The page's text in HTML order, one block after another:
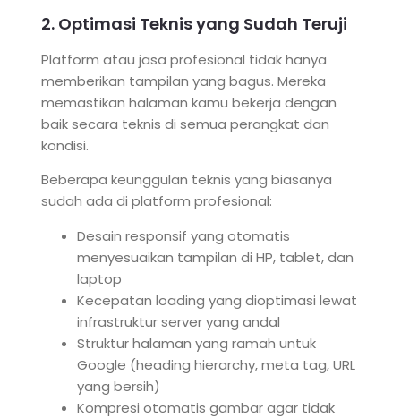
2. Optimasi Teknis yang Sudah Teruji
Platform atau jasa profesional tidak hanya
memberikan tampilan yang bagus. Mereka
memastikan halaman kamu bekerja dengan
baik secara teknis di semua perangkat dan
kondisi.
Beberapa keunggulan teknis yang biasanya
sudah ada di platform profesional:
Desain responsif yang otomatis
menyesuaikan tampilan di HP, tablet, dan
laptop
Kecepatan loading yang dioptimasi lewat
infrastruktur server yang andal
Struktur halaman yang ramah untuk
Google (heading hierarchy, meta tag, URL
yang bersih)
Kompresi otomatis gambar agar tidak